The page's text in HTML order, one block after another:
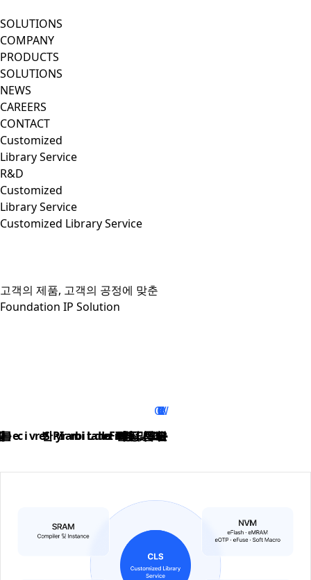
SOLUTIONS
COMPANY
PRODUCTS
SOLUTIONS
NEWS
CAREERS
CONTACT
Customized
Library Service
R&D
Customized
Library Service
Customized Library Service
고객의 제품, 고객의 공정에 맞춘
Foundation IP Solution
CLS OVERVIEW